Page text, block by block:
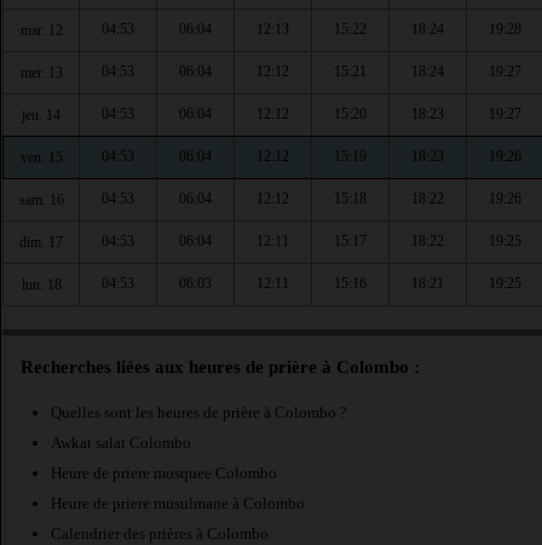
mar. 12 04:53 06:04 12:13 15:22 18:24 19:28
mer. 13 04:53 06:04 12:12 15:21 18:24 19:27
jeu. 14 04:53 06:04 12:12 15:20 18:23 19:27
ven. 15 04:53 06:04 12:12 15:19 18:23 19:26
sam. 16 04:53 06:04 12:12 15:18 18:22 19:26
dim. 17 04:53 06:04 12:11 15:17 18:22 19:25
lun. 18 04:53 06:03 12:11 15:16 18:21 19:25
Recherches liées aux heures de prière à Colombo :
Quelles sont les heures de prière à Colombo ?
Awkat salat Colombo
Heure de priere mosquee Colombo
Heure de priere musulmane à Colombo
Calendrier des prières à Colombo